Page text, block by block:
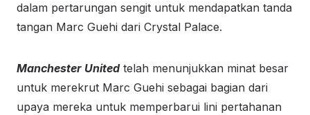
dalam pertarungan sengit untuk mendapatkan tanda
tangan Marc Guehi dari Crystal Palace.
Manchester Unitedtelah menunjukkan minat besar
untuk merekrut Marc Guehi sebagai bagian dari
upaya mereka untuk memperbarui lini pertahanan